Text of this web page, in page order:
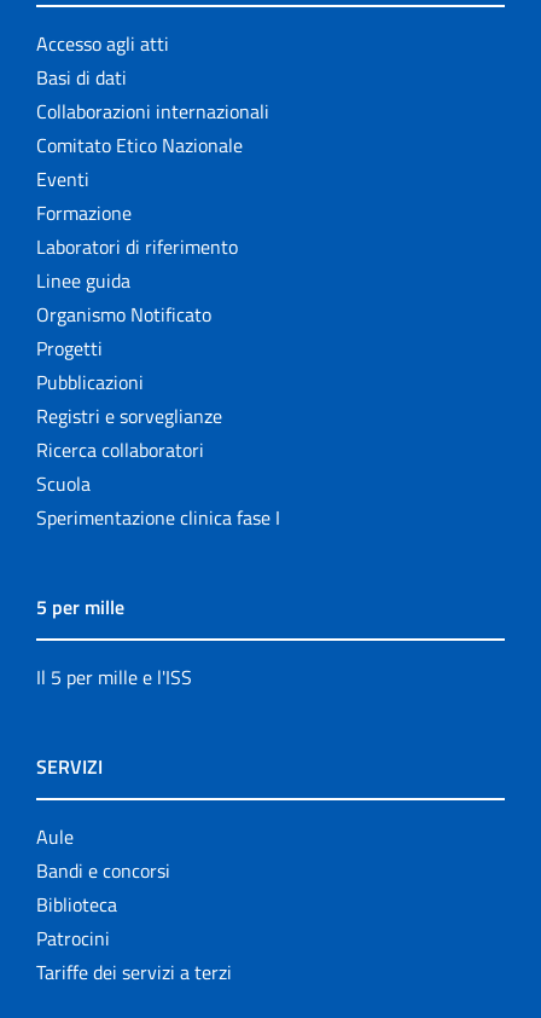
Accesso agli atti
Basi di dati
Collaborazioni internazionali
Comitato Etico Nazionale
Eventi
Formazione
Laboratori di riferimento
Linee guida
Organismo Notificato
Progetti
Pubblicazioni
Registri e sorveglianze
Ricerca collaboratori
Scuola
Sperimentazione clinica fase I
5 per mille
Il 5 per mille e l'ISS
SERVIZI
Aule
Bandi e concorsi
Biblioteca
Patrocini
Tariffe dei servizi a terzi